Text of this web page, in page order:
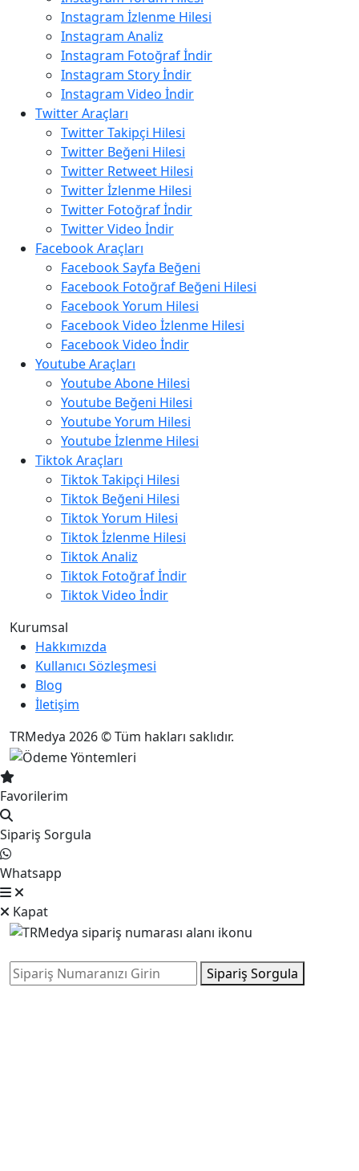
Instagram İzlenme Hilesi
Instagram Analiz
Instagram Fotoğraf İndir
Instagram Story İndir
Instagram Video İndir
Twitter Araçları
Twitter Takipçi Hilesi
Twitter Beğeni Hilesi
Twitter Retweet Hilesi
Twitter İzlenme Hilesi
Twitter Fotoğraf İndir
Twitter Video İndir
Facebook Araçları
Facebook Sayfa Beğeni
Facebook Fotoğraf Beğeni Hilesi
Facebook Yorum Hilesi
Facebook Video İzlenme Hilesi
Facebook Video İndir
Youtube Araçları
Youtube Abone Hilesi
Youtube Beğeni Hilesi
Youtube Yorum Hilesi
Youtube İzlenme Hilesi
Tiktok Araçları
Tiktok Takipçi Hilesi
Tiktok Beğeni Hilesi
Tiktok Yorum Hilesi
Tiktok İzlenme Hilesi
Tiktok Analiz
Tiktok Fotoğraf İndir
Tiktok Video İndir
Kurumsal
Hakkımızda
Kullanıcı Sözleşmesi
Blog
İletişim
TRMedya 2026 © Tüm hakları saklıdır.
Favorilerim
Sipariş Sorgula
Whatsapp
Kapat
Sipariş Sorgula